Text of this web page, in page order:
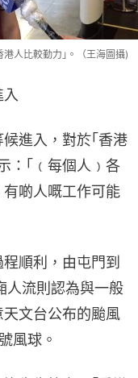
人比較勤力｣。（王海圖攝)
入
進入，對於｢香港
：｢﹙每個人﹚各
啲人嘅工作可能
順利，由屯門到
人流則認為與一般
文台公布的颱風
風球。